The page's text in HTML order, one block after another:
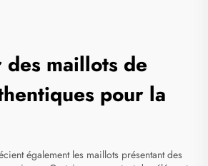
maillots de
pour la
également les maillots présentant des